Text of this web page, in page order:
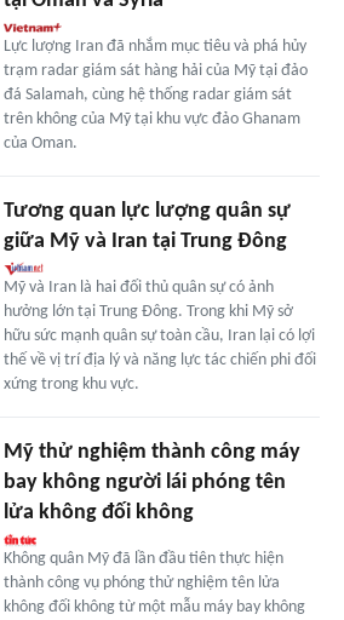
Lực lượng Iran đã nhắm mục tiêu và phá hủy
trạm radar giám sát hàng hải của Mỹ tại đảo
đá Salamah, cùng hệ thống radar giám sát
trên không của Mỹ tại khu vực đảo Ghanam
của Oman.
Tương quan lực lượng quân sự
giữa Mỹ và Iran tại Trung Đông
Mỹ và Iran là hai đối thủ quân sự có ảnh
hưởng lớn tại Trung Đông. Trong khi Mỹ sở
hữu sức mạnh quân sự toàn cầu, Iran lại có lợi
thế về vị trí địa lý và năng lực tác chiến phi đối
xứng trong khu vực.
Mỹ thử nghiệm thành công máy
bay không người lái phóng tên
lửa không đối không
Không quân Mỹ đã lần đầu tiên thực hiện
thành công vụ phóng thử nghiệm tên lửa
không đối không từ một mẫu máy bay không